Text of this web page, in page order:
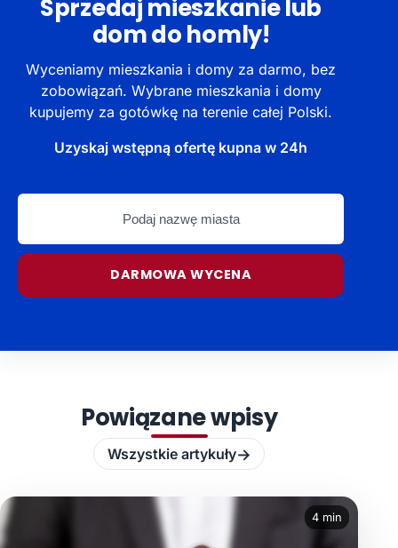
Sprzedaj mieszkanie lub
dom do homly!
Wyceniamy mieszkania i domy za darmo, bez
zobowiązań. Wybrane mieszkania i domy
kupujemy za gotówkę na terenie całej Polski.
Uzyskaj wstępną ofertę kupna w 24h
Podaj
miasta
DARMOWA WYCENA
Powiązane wpisy
Wszystkie artykuły→
4 min